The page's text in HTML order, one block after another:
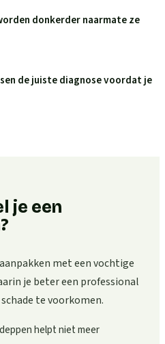
donkerder naarmate ze
de juiste diagnose voordat je
je een
met een vochtige
je beter een professional
te voorkomen.
helpt niet meer